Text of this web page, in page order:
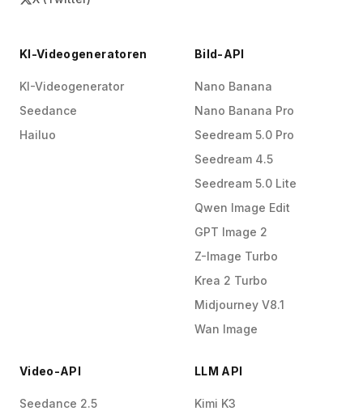
KI-Videogeneratoren
KI-Videogenerator
Seedance
Hailuo
Bild-API
Nano Banana
Nano Banana Pro
Seedream 5.0 Pro
Seedream 4.5
Seedream 5.0 Lite
Qwen Image Edit
GPT Image 2
Z-Image Turbo
Krea 2 Turbo
Midjourney V8.1
Wan Image
Video-API
Seedance 2.5
LLM API
Kimi K3